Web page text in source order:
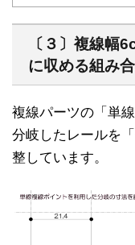
〔３〕複線幅
に収める組み
複線パーツの「単
分岐したレールを
整しています。